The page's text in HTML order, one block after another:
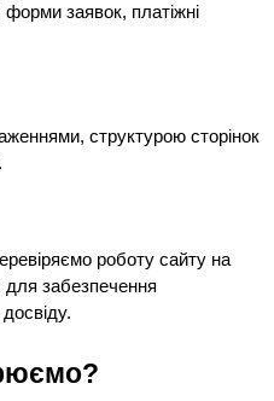
форми заявок, платіжні
структурою сторінок
роботу сайту на
для забезпечення